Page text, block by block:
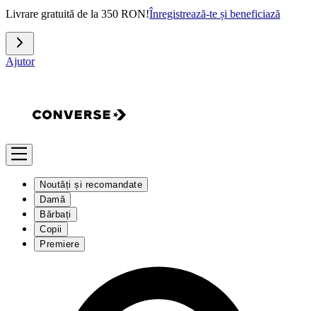
Livrare gratuită de la 350 RON!Înregistrează-te și beneficiază
Ajutor
Noutăți și recomandate
Damă
Bărbați
Copii
Premiere